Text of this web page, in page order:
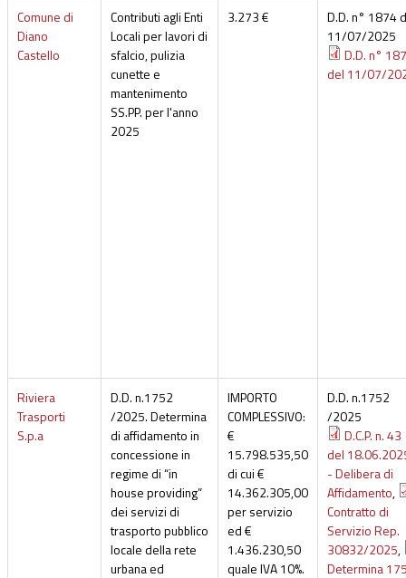
Comune di
Diano
Castello
Contributi agli Enti
Locali per lavori di
sfalcio, pulizia
cunette e
mantenimento
SS.PP. per l'anno
2025
3.273 €
D.D. n° 1874
11/07/2025
D.D. n°
del 11/07/
Riviera
Trasporti
S.p.a
D.D. n.1752
/2025. Determina
di affidamento in
concessione in
regime di “in
house providing”
dei servizi di
trasporto pubblico
locale della rete
urbana ed
IMPORTO
COMPLESSIVO:
€
15.798.535,50
di cui €
14.362.305,00
per servizio
ed €
1.436.230,50
quale IVA 10%.
D.D. n.1752
/2025
D.C.P. n. 43
del
- Delibera di
Affidamento,
Contratto di
Servizio Rep.
30832/2025,
Determina